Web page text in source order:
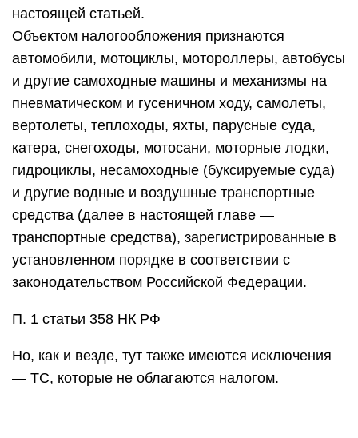
настоящей статьей.
Объектом налогообложения признаются
автомобили, мотоциклы, мотороллеры, автобусы
и другие самоходные машины и механизмы на
пневматическом и гусеничном ходу, самолеты,
вертолеты, теплоходы, яхты, парусные суда,
катера, снегоходы, мотосани, моторные лодки,
гидроциклы, несамоходные (буксируемые суда)
и другие водные и воздушные транспортные
средства (далее в настоящей главе —
транспортные средства), зарегистрированные в
установленном порядке в соответствии с
законодательством Российской Федерации.
П. 1 статьи 358 НК РФ
Но, как и везде, тут также имеются исключения
— ТС, которые не облагаются налогом.